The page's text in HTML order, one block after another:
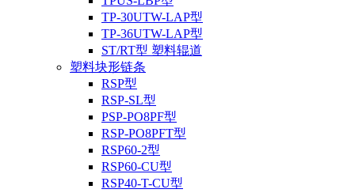
TP-30UTW-LAP型
TP-36UTW-LAP型
ST/RT型 塑料辊道
塑料块形链条
RSP型
RSP-SL型
PSP-PO8PF型
RSP-PO8PFT型
RSP60-2型
RSP60-CU型
RSP40-T-CU型